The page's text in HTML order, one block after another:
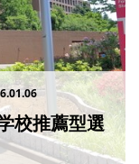
校推薦型選